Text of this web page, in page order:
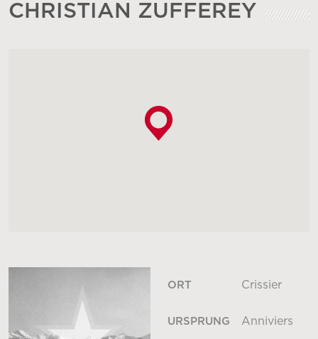
CHRISTIAN ZUFFEREY
ORT Crissier
URSPRUNG Anniviers